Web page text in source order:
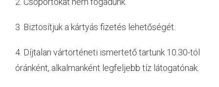
3. Biztosítjuk a kártyás fizetés lehetőségét.
4. Díjtalan vártörténeti ismertető tartunk 10.30-tól
óránként, alkalmanként legfeljebb tíz látogatónak.